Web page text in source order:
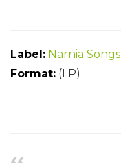
Label: Narnia Songs
Format: (LP)